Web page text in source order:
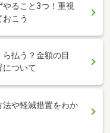
ること3つ！重視
こう
払う？金額の目
について
や軽減措置をわか